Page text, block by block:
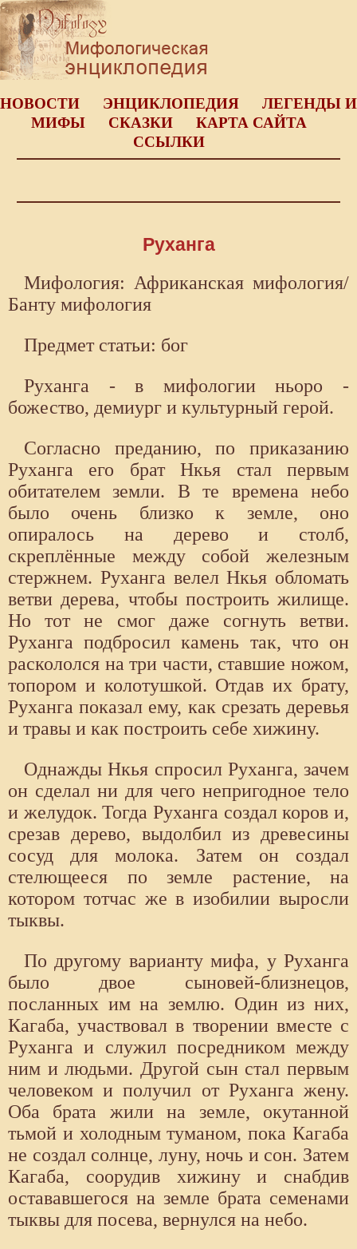
НОВОСТИ ЭНЦИКЛОПЕДИЯ
ЛЕГЕНДЫ И
МИФЫ
СКАЗКИ
КАРТА САЙТА
ССЫЛКИ
Руханга
Мифология: Африканская мифология/
Банту мифология
Предмет статьи: бог
Руханга - в мифологии ньоро -
божество, демиург и культурный герой.
Согласно преданию, по приказанию
Руханга его брат Нкья стал первым
обитателем земли. В те времена небо
было очень близко к земле, оно
опиралось на дерево и столб,
скреплённые между собой железным
стержнем. Руханга велел Нкья обломать
ветви дерева, чтобы построить жилище.
Но тот не смог даже согнуть ветви.
Руханга подбросил камень так, что он
раскололся на три части, ставшие ножом,
топором и колотушкой. Отдав их брату,
Руханга показал ему, как срезать деревья
и травы и как построить себе хижину.
Однажды Нкья спросил Руханга, зачем
он сделал ни для чего непригодное тело
и желудок. Тогда Руханга создал коров и,
срезав дерево, выдолбил из древесины
сосуд для молока. Затем он создал
стелющееся по земле растение, на
котором тотчас же в изобилии выросли
тыквы.
По другому варианту мифа, у Руханга
было двое сыновей-близнецов,
посланных им на землю. Один из них,
Кагаба, участвовал в творении вместе с
Руханга и служил посредником между
ним и людьми. Другой сын стал первым
человеком и получил от Руханга жену.
Оба брата жили на земле, окутанной
тьмой и холодным туманом, пока Кагаба
не создал солнце, луну, ночь и сон. Затем
Кагаба, соорудив хижину и снабдив
остававшегося на земле брата семенами
тыквы для посева, вернулся на небо.